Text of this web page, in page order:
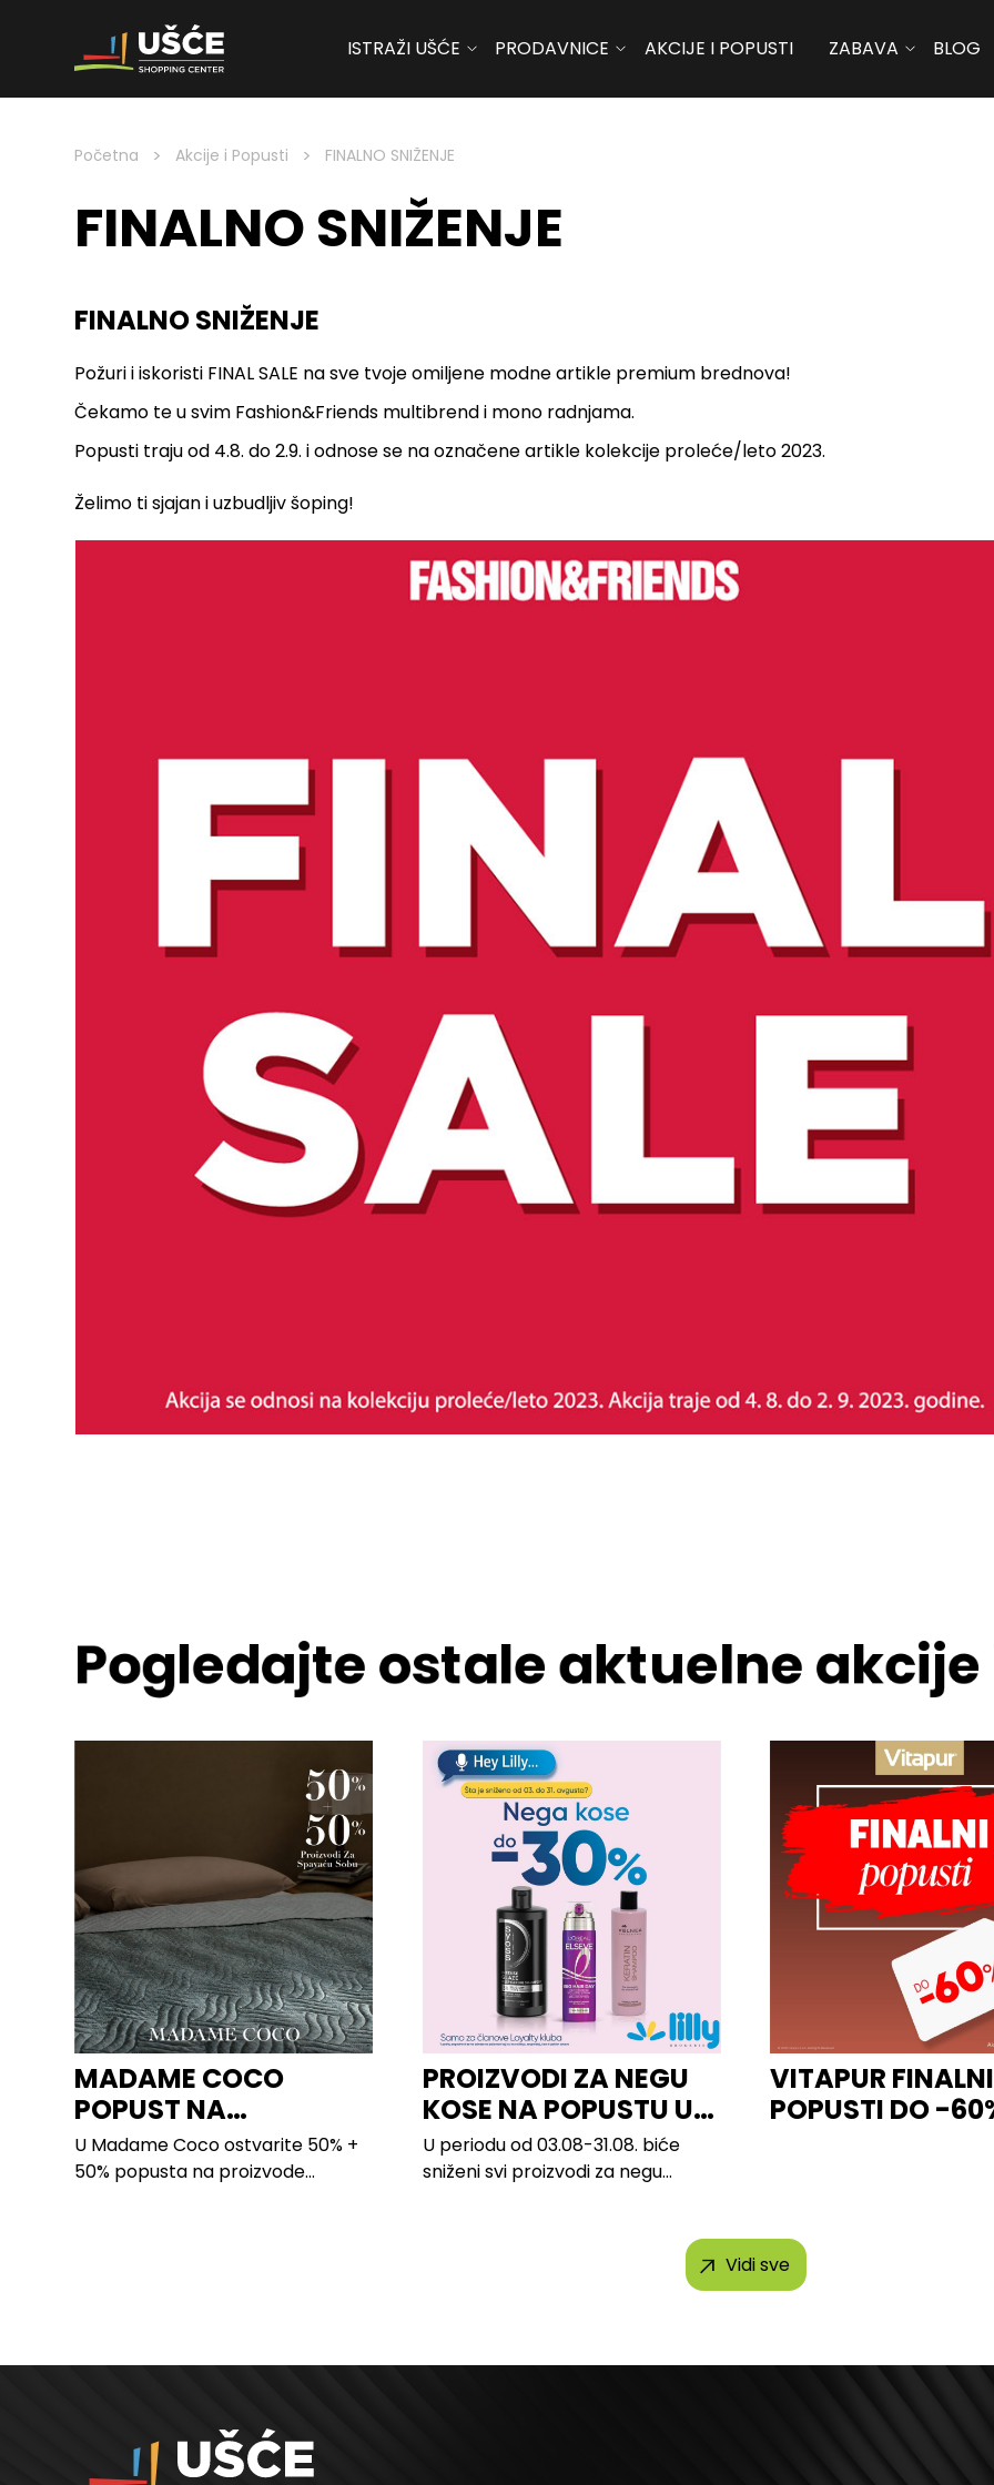
Skip to content
ISTRAŽI UŠĆE PRODAVNICE AKCIJE I POPUSTI ZABAVA BLOG
Početna > Akcije i Popusti > FINALNO SNIŽENJE
FINALNO SNIŽENJE
FINALNO SNIŽENJE
Požuri i iskoristi FINAL SALE na sve tvoje omiljene modne artikle premium brednova!
Čekamo te u svim Fashion&Friends multibrend i mono radnjama.
Popusti traju od 4.8. do 2.9. i odnose se na označene artikle kolekcije proleće/leto 2023.
Želimo ti sjajan i uzbudljiv šoping!
Pogledajte ostale aktuelne
MADAME COCO
POPUST NA
PROIZVODE ZA
SPAVAĆU SOBU
U Madame Coco ostvarite 50% +
50% popusta na proizvode...
PROIZVODI ZA NEGU
KOSE NA POPUSTU U
LILLY
U periodu od 03.08-31.08. biće
sniženi svi proizvodi za negu
VITAPUR FINALNI
POPUSTI DO -
Vidi sve